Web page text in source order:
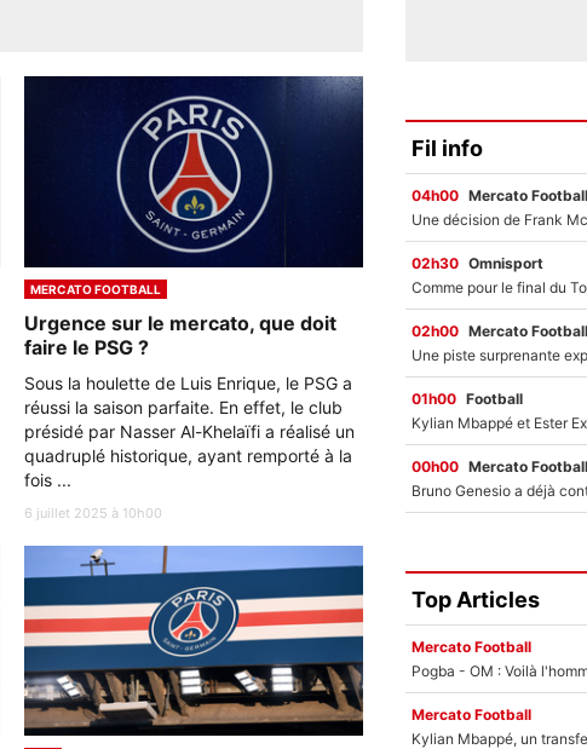
MERCATO FOOTBALL
Urgence sur le mercato, que doit
faire le PSG ?
Sous la houlette de Luis Enrique, le PSG a
réussi la saison parfaite. En effet, le club
présidé par Nasser Al-Khelaïfi a réalisé un
quadruplé historique, ayant remporté à la
fois ...
6 juillet 2025 à 10h00
Fil info
04h00 Mercato Football
02h30 Omnisport
02h00 Mercato Football
01h00 Football
00h00 Mercato Football
Top Articles
Mercato Football
Pogba - OM : Voilà
Mercato Football
Kylian Mbappé, un